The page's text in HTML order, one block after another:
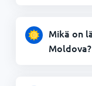
Mikä on
Moldova?